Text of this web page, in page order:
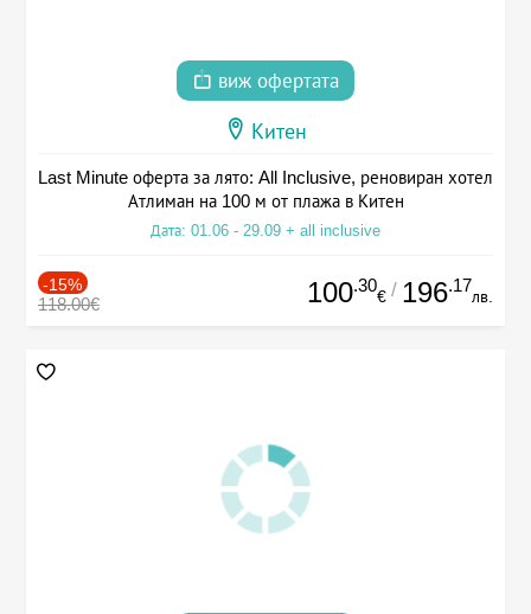
виж офертата
Китен
Last Minute оферта за лято: All Inclusive, реновиран хотел
Атлиман на 100 м от плажа в Китен
Дата: 01.06 - 29.09 + all inclusive
-15%
118.00€ 100.30
€ / 196.17
лв.